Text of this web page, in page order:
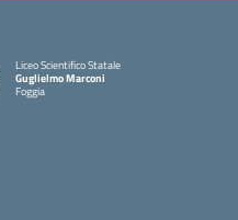
Liceo Scientifico Statale
Guglielmo Marconi
Foggia
— Visita la pagina iniziale della scuola